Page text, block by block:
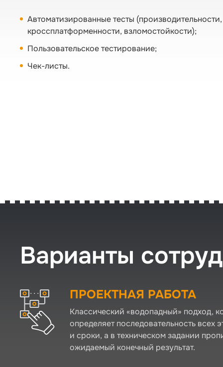
Автоматизированные тесты (производительности,
кроссплатформенности, взломостойкости);
Пользовательское тестирование;
Чек-листы.
Варианты
ПРОЕКТНАЯ РАБОТА
Классический «водопадный» подход,
определяет последовательность всех
и сроки, а в техническом задании
ожидаемый конечный результат.